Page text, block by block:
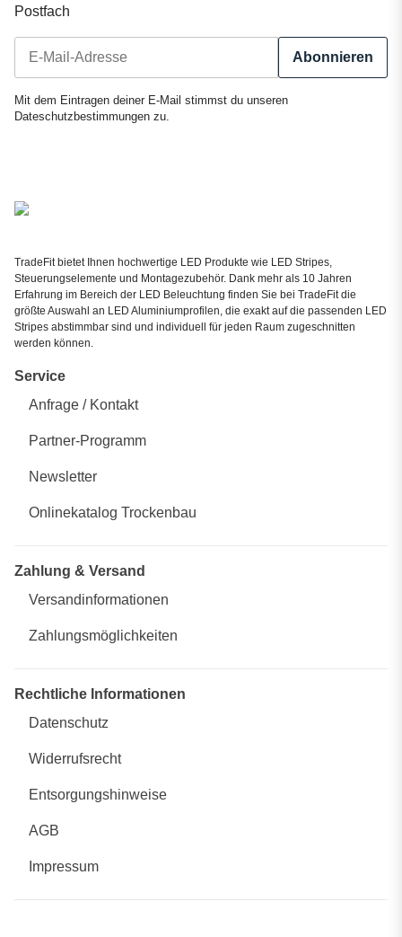
Postfach
Abonnieren
Mit dem Eintragen deiner E-Mail stimmst du unseren
Dateschutzbestimmungen zu.
TradeFit bietet Ihnen hochwertige LED Produkte wie LED Stripes,
Steuerungselemente und Montagezubehör. Dank mehr als 10 Jahren
Erfahrung im Bereich der LED Beleuchtung finden Sie bei TradeFit die
größte Auswahl an LED Aluminiumprofilen, die exakt auf die passenden LED
Stripes abstimmbar sind und individuell für jeden Raum zugeschnitten
werden können.
Service
Anfrage / Kontakt
Partner-Programm
Newsletter
Onlinekatalog Trockenbau
Zahlung & Versand
Versandinformationen
Zahlungsmöglichkeiten
Rechtliche Informationen
Datenschutz
Widerrufsrecht
Entsorgungshinweise
AGB
Impressum